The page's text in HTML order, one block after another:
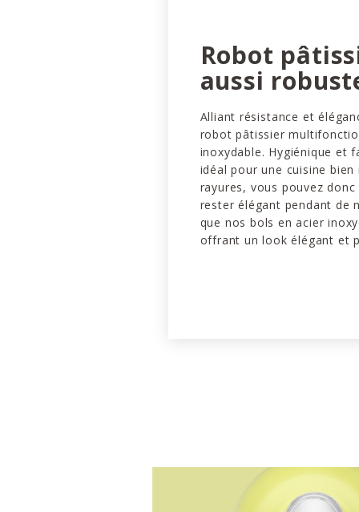
Robot
aussi
Alliant résistance et
robot pâtissier
inoxydable. Hygiénique et
idéal pour une cuisine
rayures, vous pouvez
rester élégant pendant de
que nos bols en acier
offrant un look élégant et